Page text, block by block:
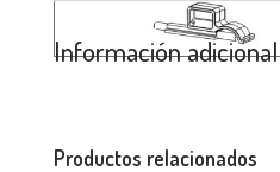
Información adicional
Productos relacionados